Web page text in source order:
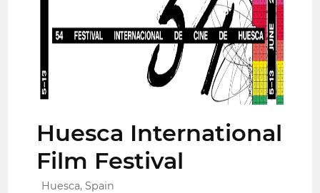
Huesca International
Film Festival
Huesca, Spain